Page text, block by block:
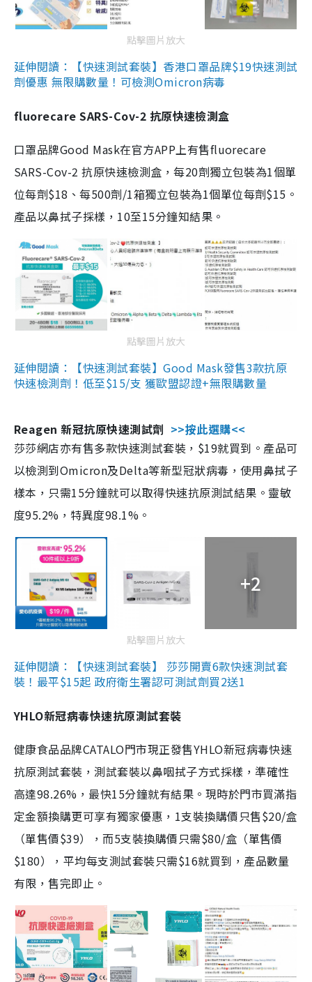
點擊圖片放大
延伸閱讀：【快速測試套裝】香港口罩品牌$19快速測試
劑優惠 無限購數量！可檢測Omicron病毒
fluorecare SARS-Cov-2 抗原快速檢測盒
口罩品牌Good Mask在官方APP上有售fluorecare
SARS-Cov-2 抗原快速檢測盒，每20劑獨立包裝為1個單
位每劑$18、每500劑/1箱獨立包裝為1個單位每劑$15。
產品以鼻拭子採樣，10至15分鐘知結果。
點擊圖片放大
延伸閱讀：【快速測試套裝】Good Mask發售3款抗原
快速檢測劑！低至$15/支 獲歐盟認證+無限購數量
Reagen 新冠抗原快速測試劑 >>按此選購<<
莎莎網店亦有售多款快速測試套裝，$19就買到。產品可
以檢測到Omicron及Delta等新型冠狀病毒，使用鼻拭子
樣本，只需15分鐘就可以取得快速抗原測試結果。靈敏
度95.2%，特異度98.1%。
+2
點擊圖片放大
延伸閱讀：【快速測試套裝】 莎莎開賣6款快速測試套
裝！最平$15起 政府衛生署認可測試劑買2送1
YHLO新冠病毒快速抗原測試套裝
健康食品品牌CATALO門市現正發售YHLO新冠病毒快速
抗原測試套裝，測試套裝以鼻咽拭子方式採樣，準確性
高達98.26%，最快15分鐘就有結果。現時於門市買滿指
定金額換購更可享有獨家優惠，1支裝換購價只售$20/盒
（單售價$39），而5支裝換購價只需$80/盒（單售價
$180），平均每支測試套裝只需$16就買到，產品數量
有限，售完即止。